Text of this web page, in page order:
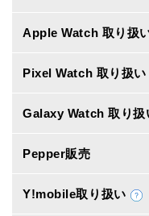
Apple Watch 取り扱
Pixel Watch 取り扱い
Galaxy Watch 取り扱
Pepper販売
Y!mobile取り扱い